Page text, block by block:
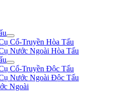
Cổ-Truyền Hòa Tấu
Nước Ngoài Hòa Tấu
Cổ-Truyền Độc Tấu
Nước Ngoài Độc Tấu
Ngoài